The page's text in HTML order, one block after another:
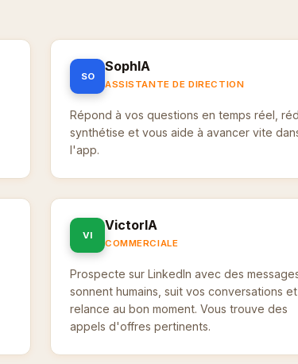
SO
SophIA
ASSISTANTE DE DIRECTION
Répond à vos questions en temps réel,
synthétise et vous aide à avancer vite
l'app.
VI
VictorIA
COMMERCIALE
Prospecte sur LinkedIn avec des
sonnent humains, suit vos conversations et
relance au bon moment. Vous trouve des
appels d'offres pertinents.